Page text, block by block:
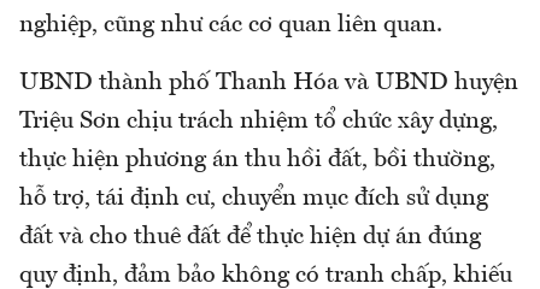
nghiệp, cũng như các cơ quan liên quan.
UBND thành phố Thanh Hóa và UBND huyện
Triệu Sơn chịu trách nhiệm tổ chức xây dựng,
thực hiện phương án thu hồi đất, bồi thường,
hỗ trợ, tái định cư, chuyển mục đích sử dụng
đất và cho thuê đất để thực hiện dự án đúng
quy định, đảm bảo không có tranh chấp, khiếu